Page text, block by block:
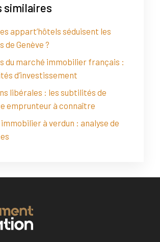
similaires
appart’hôtels séduisent les
Genève ?
du marché immobilier français :
d’investissement
libérales : les subtilités de
emprunteur à connaître
à verdun : analyse de